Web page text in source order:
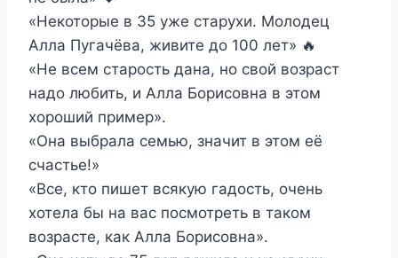
«Некоторые в 35 уже старухи. Молодец
Алла Пугачёва, живите до 100 лет» 🔥
«Не всем старость дана, но свой возраст
надо любить, и Алла Борисовна в этом
хороший пример».
«Она выбрала семью, значит в этом её
счастье!»
«Все, кто пишет всякую гадость, очень
хотела бы на вас посмотреть в таком
возрасте, как Алла Борисовна».